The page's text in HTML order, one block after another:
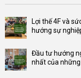
Lợi thế 4F và
hướng sự
bình
luận
Đầu tư hướng
nhất của